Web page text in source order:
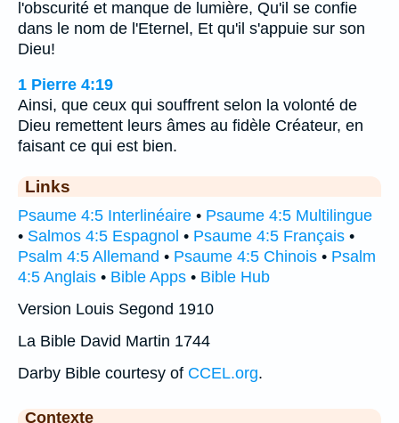
l'obscurité et manque de lumière, Qu'il se confie
dans le nom de l'Eternel, Et qu'il s'appuie sur son
Dieu!
1 Pierre 4:19
Ainsi, que ceux qui souffrent selon la volonté de
Dieu remettent leurs âmes au fidèle Créateur, en
faisant ce qui est bien.
Links
Psaume 4:5 Interlinéaire • Psaume 4:5 Multilingue
• Salmos 4:5 Espagnol • Psaume 4:5 Français •
Psalm 4:5 Allemand • Psaume 4:5 Chinois • Psalm
4:5 Anglais • Bible Apps • Bible Hub
Version Louis Segond 1910
La Bible David Martin 1744
Darby Bible courtesy of CCEL.org.
Contexte